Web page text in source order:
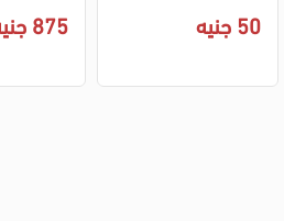
50 جنيه 875 جنيه